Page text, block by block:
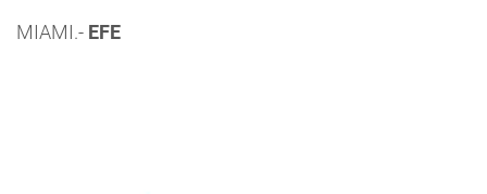
MIAMI.- EFE